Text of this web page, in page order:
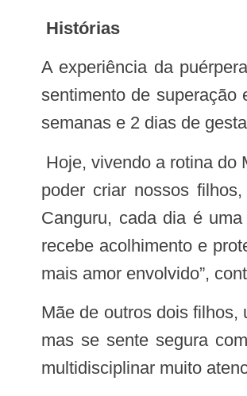
Histórias
A experiência da puérpera Alessandra Santos Rodrigues traduz o que os números e protocolos não conseguem expressar: o
sentimento de superação
semanas e 2 dias de
Hoje, vivendo a rotina do Método Canguru, Alessandra descreve o processo como um aprendizado diário. “Eu aprendi que, para
poder criar nossos
Canguru, cada dia é
recebe acolhimento e
mais amor envolvido”,
Mãe de outros dois filhos, um de dez e outro de seis anos, Alessandra reconhece que o ritmo de um bebê prematuro é diferente,
mas se sente segura
multidisciplinar muito